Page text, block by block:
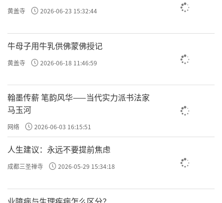
黄盖寺 2026-06-23 15:32:44
牛母子用牛乳供佛蒙佛授记
黄盖寺 2026-06-18 11:46:59
翰墨传薪 笔韵风华——当代实力派书法家
马玉河
网络 2026-06-03 16:15:51
人生建议：永远不要提前焦虑
成都三圣禅寺 2026-05-29 15:34:18